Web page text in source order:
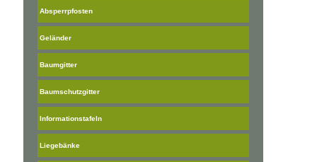
Absperrpfosten
Geländer
Baumgitter
Baumschutzgitter
Informationstafeln
Liegebänke